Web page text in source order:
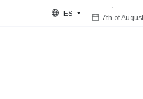
ES
7th of